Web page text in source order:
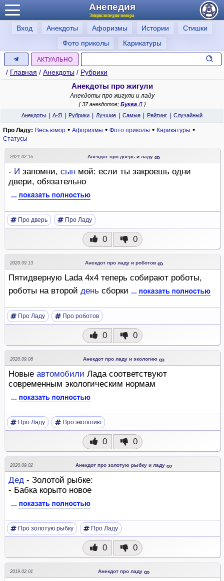
Анепедия
Энциклопедия юмора
Вход Анекдоты Афоризмы Истории
Стишки
Фото приколы
Карикатуры
АКТУАЛЬНО
/ Главная / Анекдоты / Рубрики
Анекдоты про жигули
Анекдоты про жигули и ладу
{ 37 анекдотов; БукваЛ}
Анекдоты
А-Я Рубрики Лучшие Самые Рейтинг Случайный
Про Ладу: Весь юмор • Афоризмы • Фото приколы • Карикатуры •
Статусы
2021.02.16 Анекдот про дверь и ладу
- И запомни, сын мой: если ты закроешь одни
двери, обязательно
Про дверь Про Ладу
0 0
2020.09.13 Анекдот про ладу и роботов
Пятидверную Lada 4x4 теперь собирают роботы,
роботы на второй день сборки
Про Ладу Про роботов
0 0
2020.09.08 Анекдот про ладу и экологию
Новые автомобили Лада соответствуют
современным экологическим нормам
Про Ладу Про экологию
0 0
2020.09.02 Анекдот про золотую рыбку и ладу
Дед - Золотой рыбке:
- Бабка корыто новое
Про золотую рыбку Про Ладу
0 0
2019.02.01 Анекдот про ладу